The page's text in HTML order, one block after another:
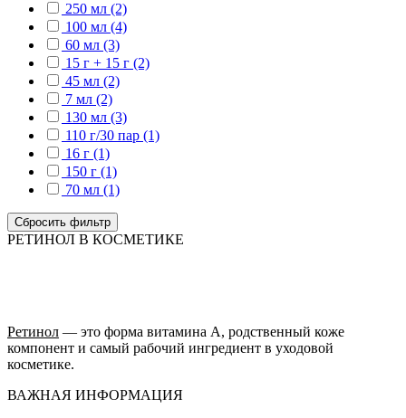
250 мл (2)
100 мл (4)
60 мл (3)
15 г + 15 г (2)
45 мл (2)
7 мл (2)
130 мл (3)
110 г/30 пар (1)
16 г (1)
150 г (1)
70 мл (1)
Сбросить фильтр
РЕТИНОЛ В КОСМЕТИКЕ
Ретинол — это форма витамина А, родственный коже
компонент и самый рабочий ингредиент в уходовой
косметике.
ВАЖНАЯ ИНФОРМАЦИЯ